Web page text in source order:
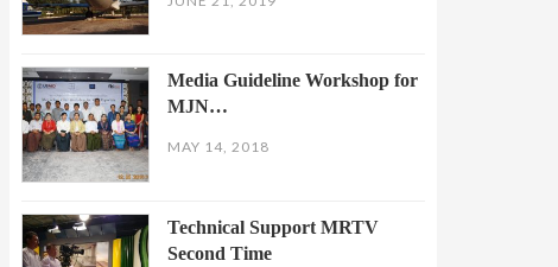
Media Guideline Workshop for
MJN…
MAY 14, 2018
Technical Support MRTV
Second Time